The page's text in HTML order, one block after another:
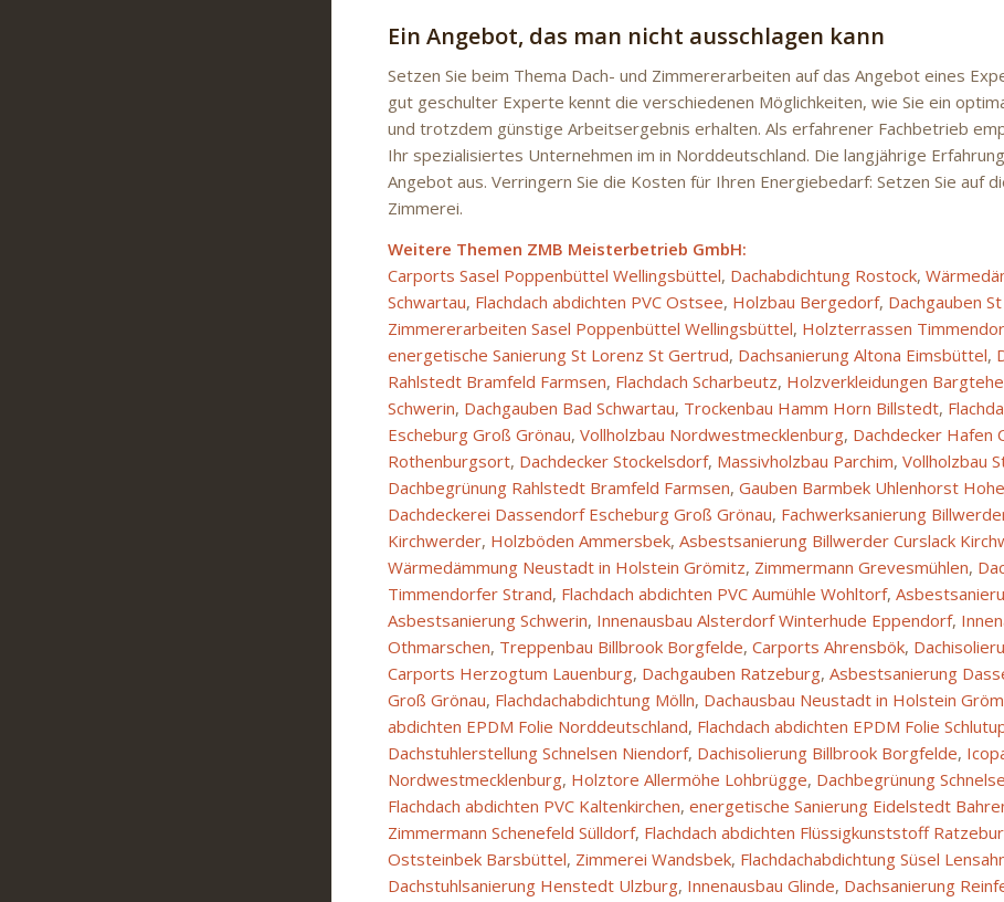
Ein Angebot, das man nicht ausschlagen kann
Setzen Sie beim Thema Dach- und Zimmererarbeiten auf das Angebot eines
gut geschulter Experte kennt die verschiedenen Möglichkeiten, wie Sie ein
und trotzdem günstige Arbeitsergebnis erhalten. Als erfahrener Fachbetrieb
Ihr spezialisiertes Unternehmen im in Norddeutschland. Die langjährige
Angebot aus. Verringern Sie die Kosten für Ihren Energiebedarf: Setzen Sie auf
Zimmerei.
Weitere Themen ZMB Meisterbetrieb GmbH:
Carports Sasel Poppenbüttel Wellingsbüttel, Dachabdichtung Rostock,
Schwartau, Flachdach abdichten PVC Ostsee, Holzbau Bergedorf, Dachgauben
Zimmererarbeiten Sasel Poppenbüttel Wellingsbüttel, Holzterrassen
energetische Sanierung St Lorenz St Gertrud, Dachsanierung Altona Eimsbüttel,
Rahlstedt Bramfeld Farmsen, Flachdach Scharbeutz, Holzverkleidungen
Schwerin, Dachgauben Bad Schwartau, Trockenbau Hamm Horn Billstedt,
Escheburg Groß Grönau, Vollholzbau Nordwestmecklenburg, Dachdecker Hafen
Rothenburgsort, Dachdecker Stockelsdorf, Massivholzbau Parchim, Vollholzbau
Dachbegrünung Rahlstedt Bramfeld Farmsen, Gauben Barmbek Uhlenhorst
Dachdeckerei Dassendorf Escheburg Groß Grönau, Fachwerksanierung
Kirchwerder, Holzböden Ammersbek, Asbestsanierung Billwerder Curslack
Wärmedämmung Neustadt in Holstein Grömitz, Zimmermann Grevesmühlen,
Timmendorfer Strand, Flachdach abdichten PVC Aumühle Wohltorf,
Asbestsanierung Schwerin, Innenausbau Alsterdorf Winterhude Eppendorf,
Othmarschen, Treppenbau Billbrook Borgfelde, Carports Ahrensbök,
Carports Herzogtum Lauenburg, Dachgauben Ratzeburg, Asbestsanierung
Groß Grönau, Flachdachabdichtung Mölln, Dachausbau Neustadt in Holstein
abdichten EPDM Folie Norddeutschland, Flachdach abdichten EPDM Folie
Dachstuhlerstellung Schnelsen Niendorf, Dachisolierung Billbrook Borgfelde,
Nordwestmecklenburg, Holztore Allermöhe Lohbrügge, Dachbegrünung
Flachdach abdichten PVC Kaltenkirchen, energetische Sanierung Eidelstedt
Zimmermann Schenefeld Sülldorf, Flachdach abdichten Flüssigkunststoff
Oststeinbek Barsbüttel, Zimmerei Wandsbek, Flachdachabdichtung Süsel
Dachstuhlsanierung Henstedt Ulzburg, Innenausbau Glinde, Dachsanierung